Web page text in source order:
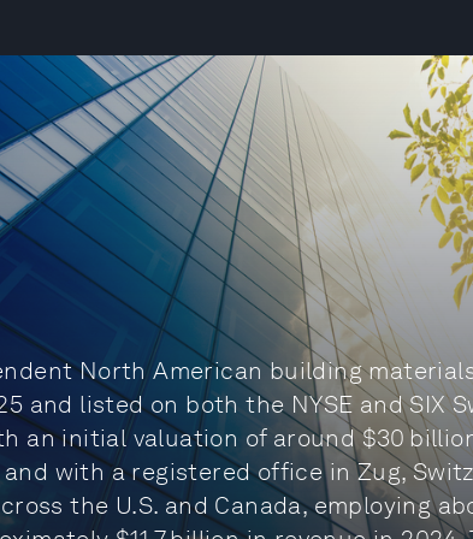
North American building
and listed on both the NYSE and SIX
an initial valuation of around $30
with a registered office in Zug,
the U.S. and Canada, employing